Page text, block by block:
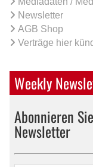
Newsletter
AGB Shop
Verträge hier
Weekly
Abonnieren
Newsletter